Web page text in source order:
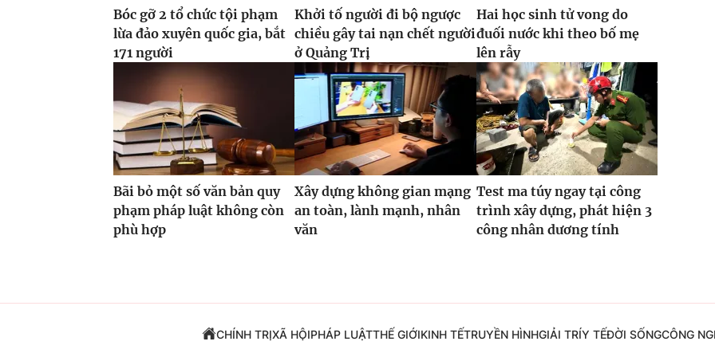
Bóc gỡ 2 tổ chức tội phạm
lừa đảo xuyên quốc gia, bắt
171 người
Khởi tố người đi bộ ngược
chiều gây tai nạn chết người
ở Quảng Trị
Hai học sinh tử vong do
đuối nước khi theo bố mẹ
lên rẫy
Bãi bỏ một số văn bản quy
phạm pháp luật không còn
phù hợp
Xây dựng không gian mạng
an toàn, lành mạnh, nhân
văn
Test ma túy ngay tại công
trình xây dựng, phát hiện 3
công nhân dương tính
CHÍNH TRỊXÃ HỘIPHÁP LUẬTTHẾ GIỚIKINH TẾTRUYỀN HÌNHGIẢI TRÍY TẾĐỜI SỐNGCÔNG